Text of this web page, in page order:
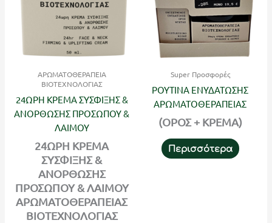
ΑΡΩΜΑΤΟΘΕΡΑΠΕΙΑ
ΒΙΟΤΕΧΝΟΛΟΓΙΑΣ
24ΩΡΗ ΚΡΕΜΑ ΣΥΣΦΙΞΗΣ &
ΑΝΟΡΘΩΣΗΣ ΠΡΟΣΩΠΟΥ &
ΛΑΙΜΟΥ
24ΩΡΗ ΚΡΕΜΑ
ΣΥΣΦΙΞΗΣ &
ΑΝΟΡΘΩΣΗΣ
ΠΡΟΣΩΠΟΥ & ΛΑΙΜΟΥ
ΑΡΩΜΑΤΟΘΕΡΑΠΕΙΑΣ
ΒΙΟΤΕΧΝΟΛΟΓΙΑΣ
Super Προσφορές
ΡΟΥΤΙΝΑ ΕΝΥΔΑΤΩΣΗΣ
ΑΡΩΜΑΤΟΘΕΡΑΠΕΙΑΣ
(ΟΡΟΣ + ΚΡΕΜΑ)
Περισσότερα